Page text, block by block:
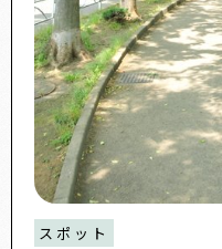
スポット